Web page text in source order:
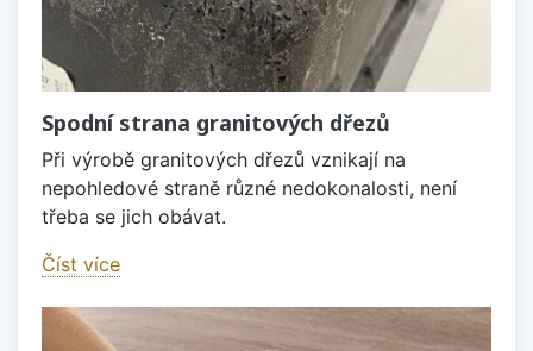
Spodní strana granitových dřezů
Při výrobě granitových dřezů vznikají na
nepohledové straně různé nedokonalosti, není
třeba se jich obávat.
Číst více